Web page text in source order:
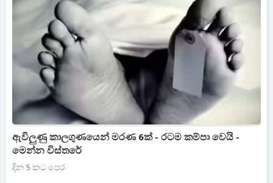
ඇවිලුණු කාලගුණයෙන් මරණ 6ක් - රටම කම්පා වෙයි -
මෙන්න විස්තරේ
දින 5 කට පෙර